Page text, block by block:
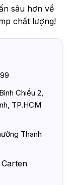
sâu hơn về
chất lượng!
Chiểu 2,
TP.HCM
Thanh